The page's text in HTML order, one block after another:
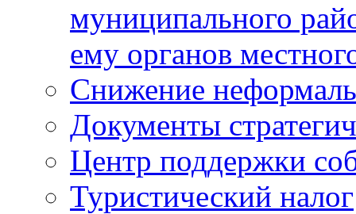
муниципального
ему органов
Снижение
Документы
Центр поддержки
Туристический налог